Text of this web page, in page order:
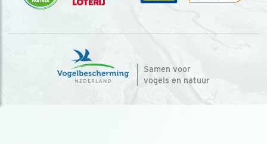
Samen voor
vogels en natuur